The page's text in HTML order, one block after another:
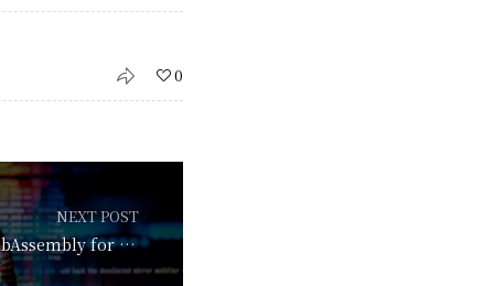
0
NEXT POST
(PDF) Leveraging WebAssembly for Numerical JavaScr